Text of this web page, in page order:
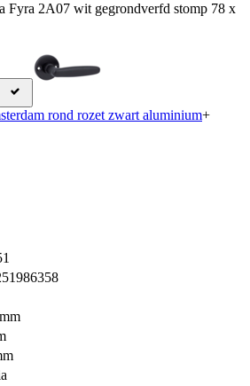
Fyra 2A07 wit gegrondverfd stomp 78 x
rond rozet zwart aluminium+